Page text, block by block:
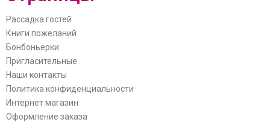
Рассадка гостей
Книги пожеланий
Бонбоньерки
Пригласительные
Наши контакты
Политика конфиденциальности
Интернет магазин
Оформление заказа